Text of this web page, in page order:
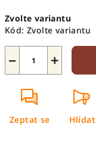
cena:
Zvolte variantu
Kód: Zvolte variantu
+
−
Zeptat se Hlídat